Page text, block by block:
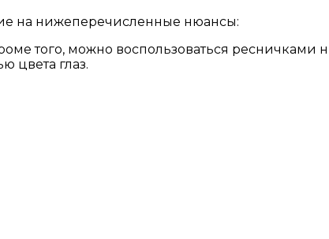
на нижеперечисленные нюансы:
того, можно воспользоваться ресничками
цвета глаз.